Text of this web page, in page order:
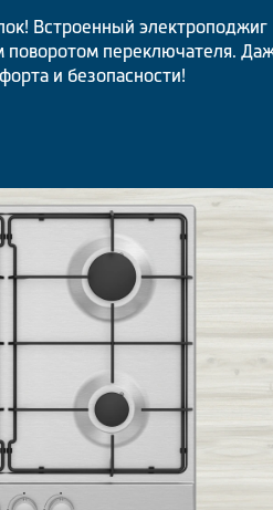
Встроенный электроподжиг
поворотом переключателя.
и безопасности!